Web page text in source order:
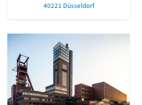
40221 Düsseldorf